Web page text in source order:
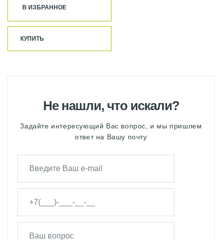
В ИЗБРАННОЕ
КУПИТЬ
Не нашли, что искали?
Задайте интересующий Вас вопрос, и мы пришлем
ответ на Вашу почту